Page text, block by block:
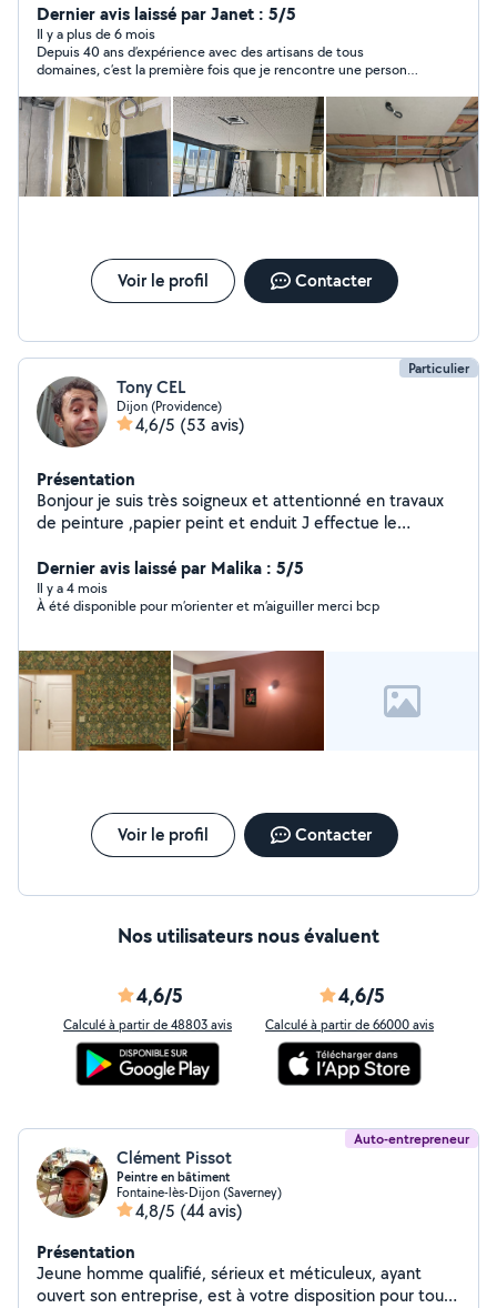
Dernier avis laissé par Janet : 5/5
Il y a plus de 6 mois
Depuis 40 ans d’expérience avec des artisans de tous
domaines, c’est la première fois que je rencontre une personne
professionnel. Les travaux réalisés par Moshen ont largement
dépassé mes espérances. Je vous recommande vivement cet
artiste ! Mais attention : comme tout véritable artiste, il faut
faire preuve de patience, car il est perfectionniste. Merci à
vous, Monsieur Moshen.
Voir le profil Contacter
Particulier
Tony CEL
Dijon (Providence)
4,6/5 (53 avis)
Présentation
Bonjour je suis très soigneux et attentionné en travaux
de peinture ,papier peint et enduit J effectue le
Dernier avis laissé par Malika : 5/5
Il y a 4 mois
À été disponible pour m’orienter et m’aiguiller merci bcp
Voir le profil Contacter
Nos utilisateurs nous évaluent
4,6/5
Calculé à partir de 48803 avis
4,6/5
Calculé à partir de 66000 avis
Auto-entrepreneur
Clément Pissot
Peintre en bâtiment
Fontaine-lès-Dijon (Saverney)
4,8/5 (44 avis)
Présentation
Jeune homme qualifié, sérieux et méticuleux, ayant
ouvert son entreprise, est à votre disposition pour tous